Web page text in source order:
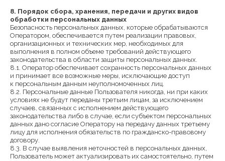
8. Порядок сбора, хранения, передачи и других видов
обработки персональных данных
Безопасность персональных данных, которые обрабатываются
Оператором, обеспечивается путем реализации правовых,
организационных и технических мер, необходимых для
выполнения в полном объеме требований действующего
законодательства в области защиты персональных данных.
8.1. Оператор обеспечивает сохранность персональных данных
и принимает все возможные меры, исключающие доступ
к персональным данным неуполномоченных лиц.
8.2. Персональные данные Пользователя никогда, ни при каких
условиях не будут переданы третьим лицам, за исключением
случаев, связанных с исполнением действующего
законодательства либо в случае, если субъектом персональных
данных дано согласие Оператору на передачу данных третьему
лицу для исполнения обязательств по гражданско-правовому
договору.
8.3. В случае выявления неточностей в персональных данных,
Пользователь может актуализировать их самостоятельно, путем